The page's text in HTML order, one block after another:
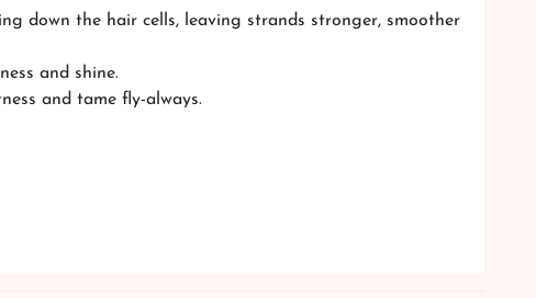
down the hair cells, leaving strands stronger, smoother
and shine.
and tame fly-always.